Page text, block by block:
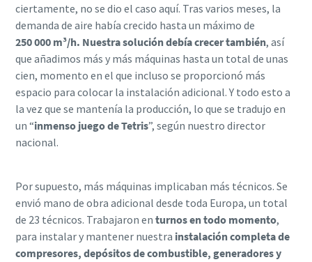
ciertamente, no se dio el caso aquí. Tras varios meses, la
demanda de aire había crecido hasta un máximo de
250 000 m³/h. Nuestra solución debía crecer también, así
que añadimos más y más máquinas hasta un total de unas
cien, momento en el que incluso se proporcionó más
espacio para colocar la instalación adicional. Y todo esto a
la vez que se mantenía la producción, lo que se tradujo en
un “inmenso juego de Tetris”, según nuestro director
nacional.
Por supuesto, más máquinas implicaban más técnicos. Se
envió mano de obra adicional desde toda Europa, un total
de 23 técnicos. Trabajaron en turnos en todo momento,
para instalar y mantener nuestra instalación completa de
compresores, depósitos de combustible, generadores y